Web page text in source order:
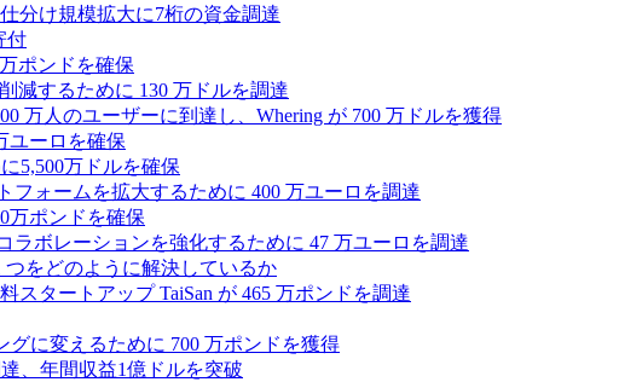
分け規模拡大に7桁の資金調達
付
ポンドを確保
減するために 130 万ドルを調達
万人のユーザーに到達し、Whering が 700 万ドルを獲得
ユーロを確保
5,500万ドルを確保
フォームを拡大するために 400 万ユーロを調達
万ポンドを確保
ラボレーションを強化するために 47 万ユーロを調達
つをどのように解決しているか
タートアップ TaiSan が 465 万ポンドを調達
グに変えるために 700 万ポンドを獲得
、年間収益1億ドルを突破